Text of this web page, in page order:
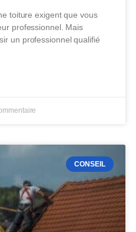
toiture exigent que vous
professionnel. Mais
un professionnel qualifié
CONSEIL